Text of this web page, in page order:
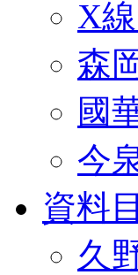
X
森
國
今
資料
久